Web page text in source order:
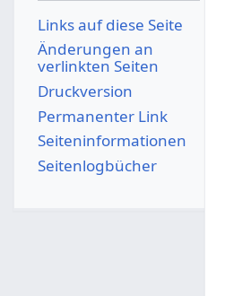
Links auf diese Seite
Änderungen an
verlinkten Seiten
Druckversion
Permanenter Link
Seiten­­informationen
Seitenlogbücher